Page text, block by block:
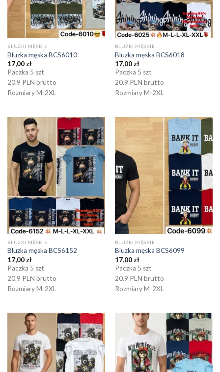
BLUZKI MĘSKIE
Bluzka męska BCS6010
17,00 zł
Paczka 5 szt
20.9 PLN brutto
Rozmiary M-2XL
BLUZKI MĘSKIE
Bluzka męska BCS6018
17,00 zł
Paczka 5 szt
20.9 PLN brutto
Rozmiary M-2XL
BLUZKI MĘSKIE
Bluzka męska BCS6152
17,00 zł
Paczka 5 szt
20.9 PLN brutto
Rozmiary M-2XL
BLUZKI MĘSKIE
Bluzka męska BCS6099
17,00 zł
Paczka 5 szt
20.9 PLN brutto
Rozmiary M-2XL